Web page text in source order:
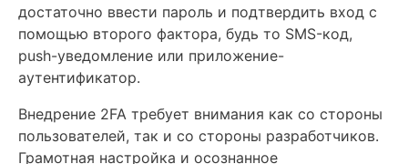
достаточно ввести пароль и подтвердить вход с
помощью второго фактора, будь то SMS-код,
push-уведомление или приложение-
аутентификатор.
Внедрение 2FA требует внимания как со стороны
пользователей, так и со стороны разработчиков.
Грамотная настройка и осознанное